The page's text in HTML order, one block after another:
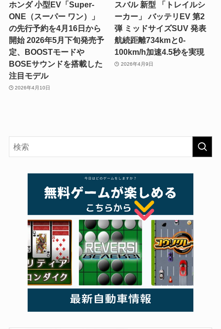
ホンダ 小型EV「Super-
ONE（スーパー ワン）」
の先行予約を4月16日から
開始 2026年5月下旬発売予
定、BOOSTモードや
BOSEサウンドを搭載した
注目モデル
2026年4月10日
スバル 新型 「トレイルシ
ーカー」 バッテリEV 第2
弾 ミッドサイズSUV 発表
航続距離734kmと0-
100km/h加速4.5秒を実現
2026年4月9日